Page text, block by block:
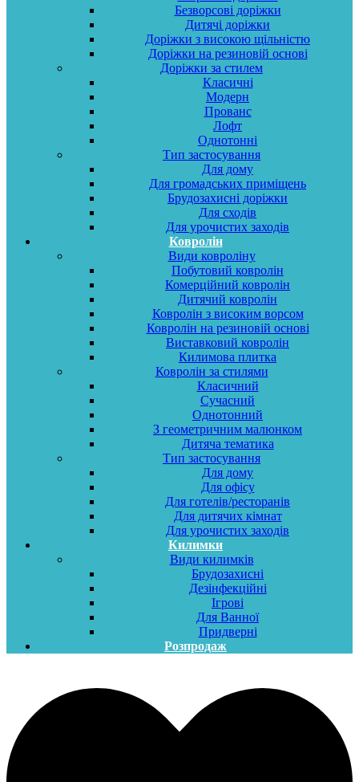
Безворсові доріжки
Дитячі доріжки
Доріжки з високою щільністю
Доріжки на резиновій основі
Доріжки за стилем
Класичні
Модерн
Прованс
Лофт
Однотонні
Тип застосування
Для дому
Для громадських приміщень
Брудозахисні доріжки
Для сходів
Для урочистих заходів
Ковролін
Види ковроліну
Побутовий ковролін
Комерційний ковролін
Дитячий ковролін
Ковролін з високим ворсом
Ковролін на резиновій основі
Виставковий ковролін
Килимова плитка
Ковролін за стилями
Класичний
Сучасний
Однотонний
З геометричним малюнком
Дитяча тематика
Тип застосування
Для дому
Для офісу
Для готелів/ресторанів
Для дитячих кімнат
Для урочистих заходів
Килимки
Види килимків
Брудозахисні
Дезінфекційні
Ігрові
Для Ванної
Придверні
Розпродаж